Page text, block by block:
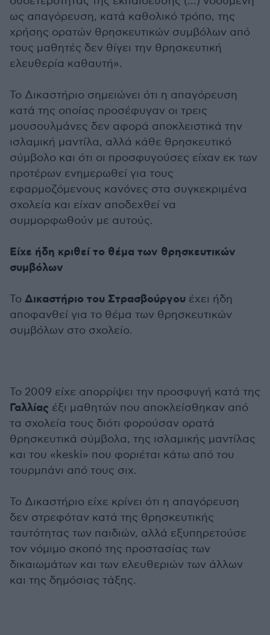
ως απαγόρευση, κατά καθολικό τρόπο, της
χρήσης ορατών θρησκευτικών συμβόλων από
τους μαθητές δεν θίγει την θρησκευτική
ελευθερία καθαυτή».
Το Δικαστήριο σημειώνει ότι η απαγόρευση
κατά της οποίας προσέφυγαν οι τρεις
μουσουλμάνες δεν αφορά αποκλειστικά την
ισλαμική μαντίλα, αλλά κάθε θρησκευτικό
σύμβολο και ότι οι προσφυγούσες είχαν εκ των
προτέρων ενημερωθεί για τους
εφαρμοζόμενους κανόνες στα συγκεκριμένα
σχολεία και είχαν αποδεχθεί να
συμμορφωθούν με αυτούς.
Είχε ήδη κριθεί το θέμα των θρησκευτικών
συμβόλων
Το Δικαστήριο του Στρασβούργου έχει ήδη
αποφανθεί για το θέμα των θρησκευτικών
συμβόλων στο σχολείο.
Το 2009 είχε απορρίψει την προσφυγή κατά της
Γαλλίας έξι μαθητών που αποκλείσθηκαν από
τα σχολεία τους διότι φορούσαν ορατά
θρησκευτικά σύμβολα, της ισλαμικής μαντίλας
και του «keski» που φοριέται κάτω από του
τουρμπάνι από τους σιχ.
Το Δικαστήριο είχε κρίνει ότι η απαγόρευση
δεν στρεφόταν κατά της θρησκευτικής
ταυτότητας των παιδιών, αλλά εξυπηρετούσε
τον νόμιμο σκοπό της προστασίας των
δικαιωμάτων και των ελευθεριών των άλλων
και της δημόσιας τάξης.